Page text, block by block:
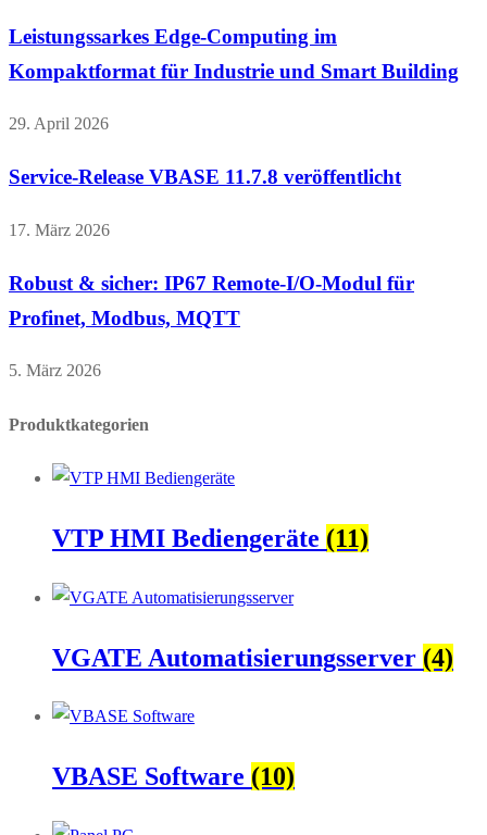
Leistungssarkes Edge-Computing im
Kompaktformat für Industrie und Smart Building
29. April 2026
Service-Release VBASE 11.7.8 veröffentlicht
17. März 2026
Robust & sicher: IP67 Remote-I/O-Modul für
Profinet, Modbus, MQTT
5. März 2026
Produktkategorien
VTP HMI Bediengeräte (11)
VGATE Automatisierungsserver (4)
VBASE Software (10)